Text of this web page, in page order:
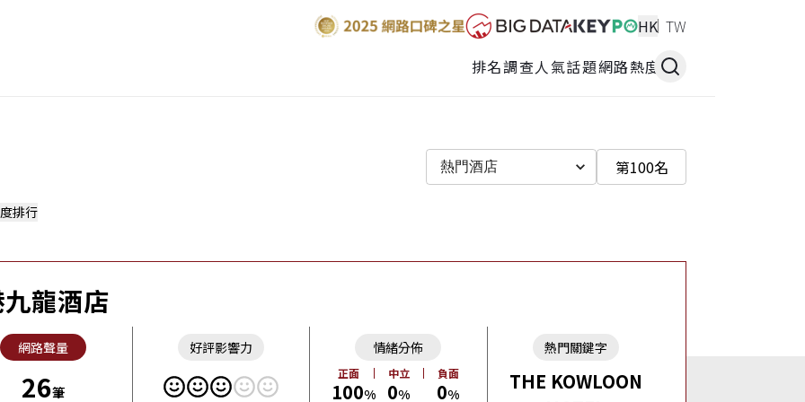
HK TW
排名調查人氣話題網路熱度
熱門酒店 第100名
排行
龍酒店
網路聲量
26筆
好評影響力 情緒分佈
正面
100%
中立
0%
負面
0%
熱門關鍵字
THE KOWLOON